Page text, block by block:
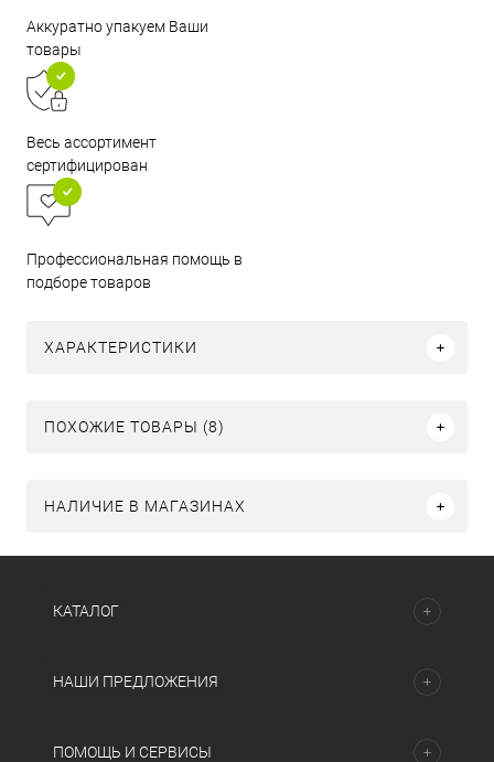
Аккуратно упакуем Ваши
товары
Весь ассортимент
сертифицирован
Профессиональная помощь в
подборе товаров
ХАРАКТЕРИСТИКИ
ПОХОЖИЕ ТОВАРЫ (8)
НАЛИЧИЕ В МАГАЗИНАХ
КАТАЛОГ
НАШИ ПРЕДЛОЖЕНИЯ
ПОМОЩЬ И СЕРВИСЫ